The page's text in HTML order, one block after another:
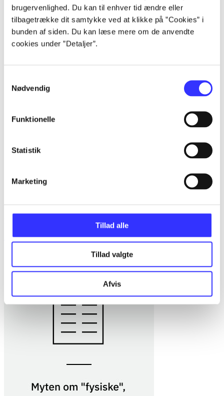
brugervenlighed. Du kan til enhver tid ændre eller
tilbagetrække dit samtykke ved at klikke på ”Cookies” i
bunden af siden. Du kan læse mere om de anvendte
cookies under ”Detaljer”.
Nødvendig
Funktionelle
Statistik
Marketing
Tillad alle
Tillad valgte
Afvis
Eksistens og krop hos den tidlige Sartre
Jacob Dahl Rendtorff